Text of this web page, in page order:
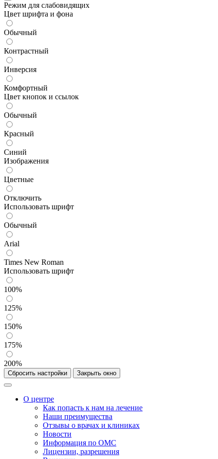
Режим для слабовидящих
Цвет шрифта и фона
Обычный
Контрастный
Инверсия
Комфортный
Цвет кнопок и ссылок
Обычный
Красный
Синий
Изображения
Цветные
Отключить
Использовать шрифт
Обычный
Arial
Times New Roman
Использовать шрифт
100%
125%
150%
175%
200%
Сбросить настройки Закрыть окно
О центре
Как попасть к нам на лечение
Наши преимущества
Отзывы о врачах и клиниках
Новости
Информация по ОМС
Лицензии, разрешения